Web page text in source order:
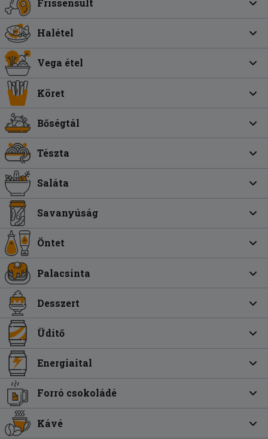
Frissensült
Halétel
Vega étel
Köret
Bőségtál
Tészta
Saláta
Savanyúság
Öntet
Palacsinta
Desszert
Üdítő
Energiaital
Forró csokoládé
Kávé